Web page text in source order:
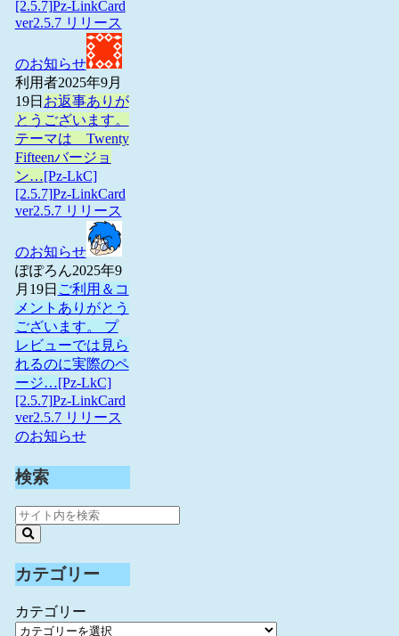
[2.5.7]Pz-LinkCard
ver2.5.7 リリース
のお知らせ
利用者2025年9月
19日 お返事ありが
とうございます。
テーマは Twenty
Fifteenバージョ
ン…[Pz-LkC]
[2.5.7]Pz-LinkCard
ver2.5.7 リリース
のお知らせ
ぽぽろん2025年9
月19日 ご利用＆コ
メントありがとう
ございます。 プ
レビューでは見ら
れるのに実際のペ
ージ…[Pz-LkC]
[2.5.7]Pz-LinkCard
ver2.5.7 リリース
のお知らせ
検索
カテゴリー
カテゴリー